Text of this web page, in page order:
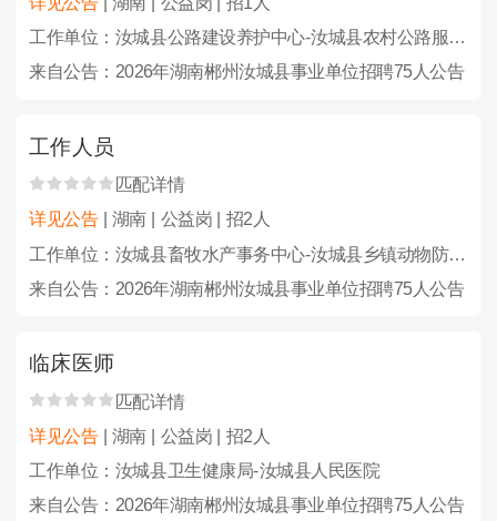
工作单位：汝城县公路建设养护中心-汝城县农村公路服务中心
来自公告：2026年湖南郴州汝城县事业单位招聘75人公告
工作人员
匹配详情
详见公告
| 湖南 | 公益岗 | 招2人
工作单位：汝城县畜牧水产事务中心-汝城县乡镇动物防疫站
来自公告：2026年湖南郴州汝城县事业单位招聘75人公告
临床医师
匹配详情
详见公告
| 湖南 | 公益岗 | 招2人
工作单位：汝城县卫生健康局-汝城县人民医院
来自公告：2026年湖南郴州汝城县事业单位招聘75人公告